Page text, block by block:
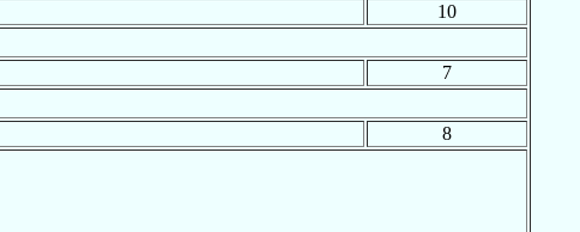
10
7
8